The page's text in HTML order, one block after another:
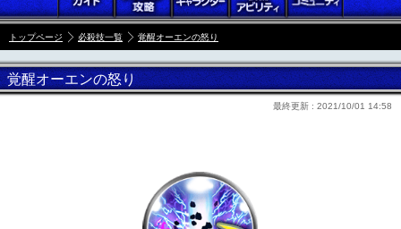
トップページ 必殺技一覧 覚醒オーエンの怒り
覚醒オーエンの怒り
最終更新 : 2021/10/01 14:58